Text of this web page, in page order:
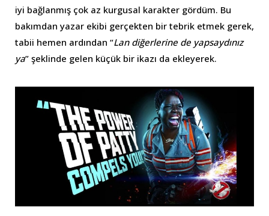
iyi bağlanmış çok az kurgusal karakter gördüm. Bu
bakımdan yazar ekibi gerçekten bir tebrik etmek gerek,
tabii hemen ardından “Lan diğerlerine de yapsaydınız
ya” şeklinde gelen küçük bir ikazı da ekleyerek.